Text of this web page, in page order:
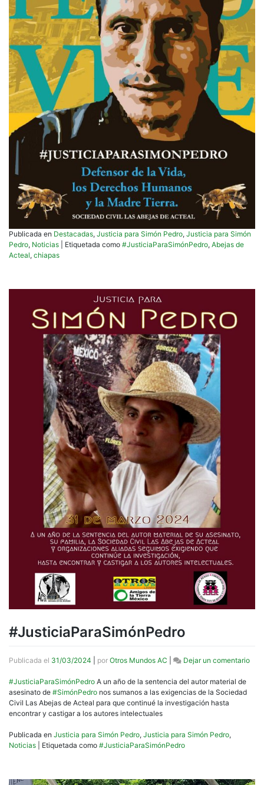
Publicada en Destacadas, Justicia para Simón Pedro, Justicia para Simón
Pedro, Noticias Etiquetada como #JusticiaParaSimónPedro, Abejas de
Acteal, chiapas
#JusticiaParaSimónPedro
Publicada el 31/03/2024 por Otros Mundos AC Dejar un comentarioen
#JusticiaParaSimónPedro A un año de la sentencia del autor material de
asesinato de #SimónPedro nos sumanos a las exigencias de la Sociedad
Civil Las Abejas de Acteal para que continué la investigación hasta
encontrar y castigar a los autores intelectuales
Publicada en Justicia para Simón Pedro, Justicia para Simón Pedro,
Noticias
Etiquetada como #JusticiaParaSimónPedro